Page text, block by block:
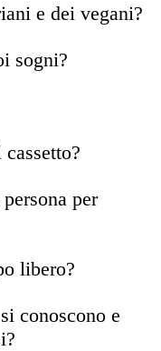
e dei vegani?
sogni?
per
libero?
conoscono e